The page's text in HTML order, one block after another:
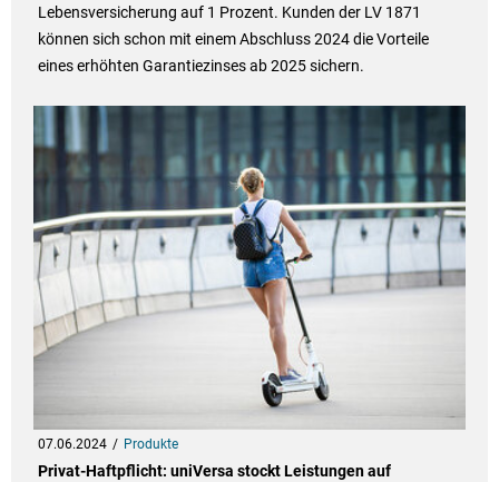
Lebensversicherung auf 1 Prozent. Kunden der LV 1871
können sich schon mit einem Abschluss 2024 die Vorteile
eines erhöhten Garantiezinses ab 2025 sichern.
07.06.2024 Produkte
Privat-Haftpflicht: uniVersa stockt Leistungen auf